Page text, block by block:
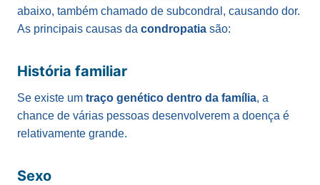
abaixo, também chamado de subcondral, causando dor.
As principais causas da condropatia são:
História familiar
Se existe um traço genético dentro da família, a
chance de várias pessoas desenvolverem a doença é
relativamente grande.
Sexo